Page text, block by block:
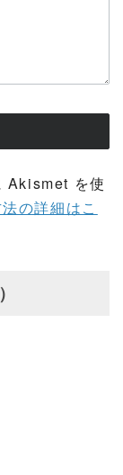
Akismet を使
の詳細はこ